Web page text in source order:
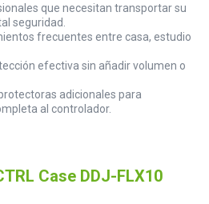
que necesitan transportar su
seguridad.
frecuentes entre casa, estudio
efectiva sin añadir volumen o
adicionales para
al controlador.
Case DDJ-FLX10